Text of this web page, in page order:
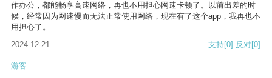
作办公，都能畅享高速网络，再也不用担心网速卡顿了。以前出差的时
候，经常因为网速慢而无法正常使用网络，现在有了这个app，我再也不
用担心了。
2024-12-21
支持[0] 反对[0]
游客